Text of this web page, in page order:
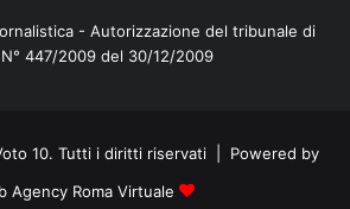
- Autorizzazione del tribunale di
N° 447/2009 del 30/12/2009
10. Tutti i diritti riservati | Powered by
Agency Roma Virtuale